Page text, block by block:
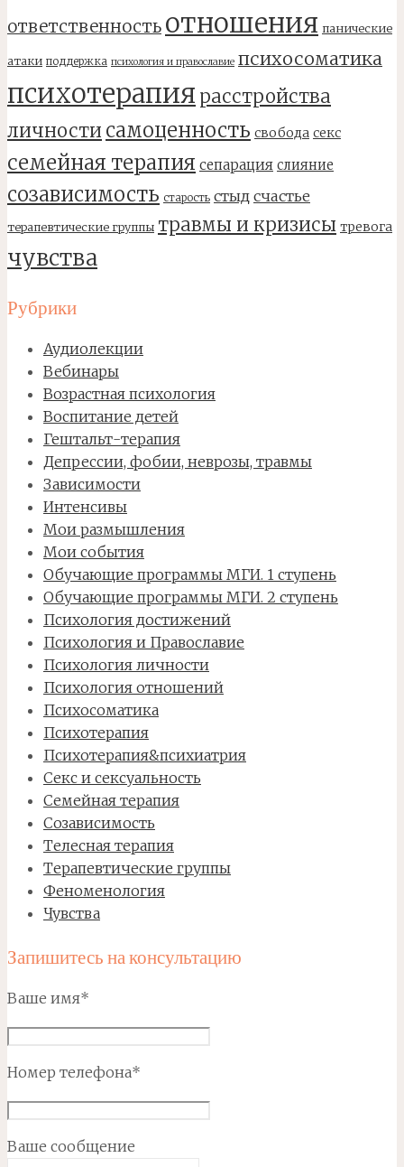
ответственность отношения панические
атаки поддержка психология и православие психосоматика
психотерапия расстройства
личности самоценность свобода секс
семейная терапия сепарация слияние
созависимость старость стыд счастье
терапевтические группы травмы и кризисы тревога
чувства
Рубрики
Аудиолекции
Вебинары
Возрастная психология
Воспитание детей
Гештальт-терапия
Депрессии, фобии, неврозы, травмы
Зависимости
Интенсивы
Мои размышления
Мои события
Обучающие программы МГИ. 1 ступень
Обучающие программы МГИ. 2 ступень
Психология достижений
Психология и Православие
Психология личности
Психология отношений
Психосоматика
Психотерапия
Психотерапия&психиатрия
Секс и сексуальность
Семейная терапия
Созависимость
Телесная терапия
Терапевтические группы
Феноменология
Чувства
Запишитесь на консультацию
Ваше имя*
Номер телефона*
Ваше сообщение